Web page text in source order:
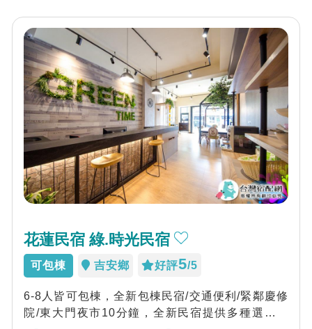
花蓮民宿 綠.時光民宿
可包棟 吉安鄉 好評5/5
6-8人皆可包棟，全新包棟民宿/交通便利/緊鄰慶修
院/東大門夜市10分鐘，全新民宿提供多種選擇，